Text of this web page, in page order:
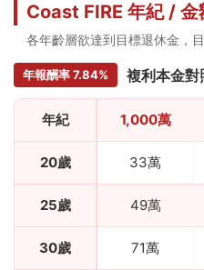
Coast FIRE 年紀 / 金
各年齡層欲達到目標退休金，
年報酬率 7.84% 複利本金對
年紀 1,000萬
20歲 33萬
25歲 49萬
30歲 71萬